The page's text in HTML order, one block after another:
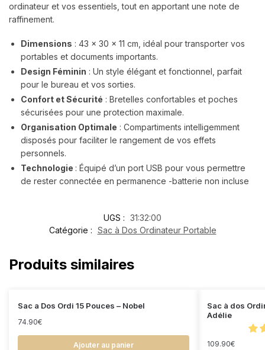
ordinateur et vos essentiels, tout en apportant une note de
raffinement.
Dimensions : 43 x 30 x 11 cm, idéal pour transporter vos
portables et documents importants.
Design Féminin : Un style élégant et fonctionnel, parfait
pour le bureau et vos sorties.
Confort et Sécurité : Bretelles confortables et poches
sécurisées pour une protection maximale.
Organisation Optimale : Compartiments intelligemment
disposés pour faciliter le rangement de vos effets
personnels.
Technologie : Équipé d’un port USB pour vous permettre
de rester connectée en permanence -batterie non incluse
UGS : 31:32:00
Catégorie : Sac à Dos Ordinateur Portable
Produits similaires
Sac a Dos Ordi 15 Pouces – Nobel
74.90€
Ajouter au panier
Sac à dos
Adélie
109.90€